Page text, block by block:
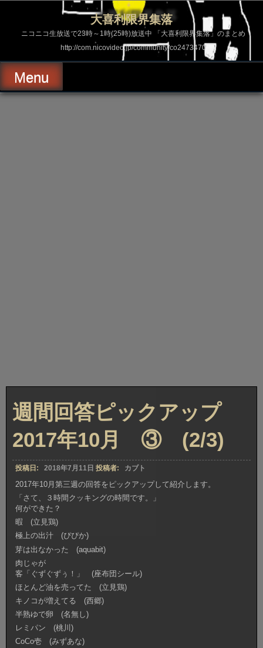
ス
ッ
プ
大喜利限界集落
ニコニコ生放送で23時～1時(25時)放送中 「大喜利限界集落」のまとめ
http://com.nicovideo.jp/community/co2473470
Menu
週間回答ピックアップ
2017年10月 ③ (2/3)
投稿日: 2018年7月11日 投稿者: カブト
2017年10月第三週の回答をピックアップして紹介します。
「さて、３時間クッキングの時間です。」
何ができた？
暇 (立見鶏)
極上の出汁 (ぴぴか)
芽は出なかった (aquabit)
肉じゃが
客「ぐずぐずぅ！」 (座布団シール)
ほとんど油を売ってた (立見鶏)
キノコが増えてる (西郷)
半熟ゆで卵 (名無し)
レミパン (桃川)
CoCo壱 (みずあな)